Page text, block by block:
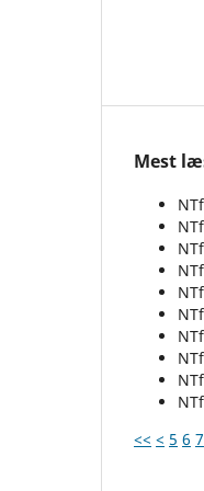
Mest
<< < 5 6 7